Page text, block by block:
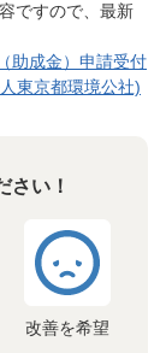
ですので、最新
助成金）申請受付
東京都環境公社)
さい！
改善を希望